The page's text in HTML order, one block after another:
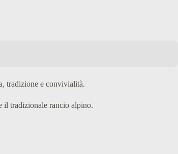
tradizione e convivialità.
il tradizionale rancio alpino.